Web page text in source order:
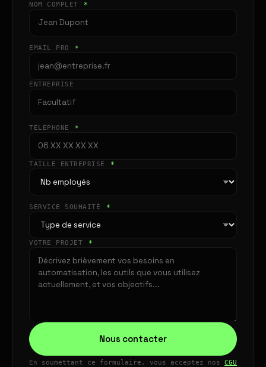
NOM COMPLET *
EMAIL PRO *
ENTREPRISE
TÉLÉPHONE *
TAILLE ENTREPRISE *
SERVICE SOUHAITÉ *
VOTRE PROJET *
Nous contacter
En soumettant ce formulaire, vous acceptez nos CGU